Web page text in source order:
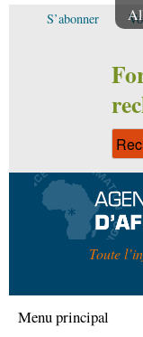
S’abonner
Toute
Menu principal